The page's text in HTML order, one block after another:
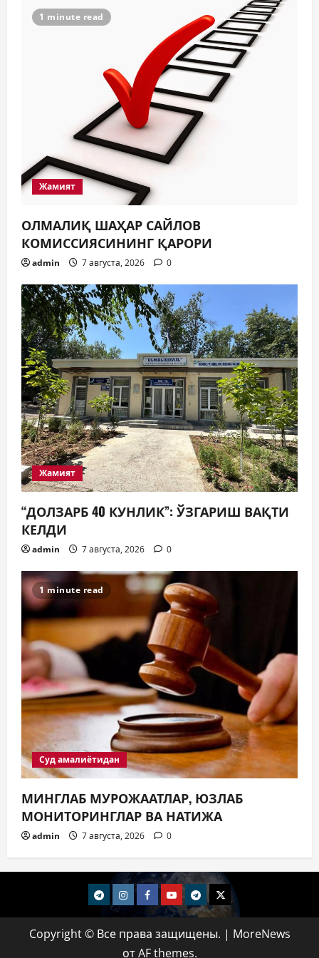
1 minute read
Жамият
ОЛМАЛИҚ ШАҲАР САЙЛОВ
КОМИССИЯСИНИНГ ҚАРОРИ
admin 7 августа, 2026 0
Жамият
“ДОЛЗАРБ 40 КУНЛИК”: ЎЗГАРИШ ВАҚТИ
КЕЛДИ
admin 7 августа, 2026 0
1 minute read
Суд амалиётидан
МИНГЛАБ МУРОЖААТЛАР, ЮЗЛАБ
МОНИТОРИНГЛАР ВА НАТИЖА
admin 7 августа, 2026 0
telegramInstagramFacebook
Youtubetelegram+
Twitter
Copyright © Все права защищены. | MoreNews
от AF themes.